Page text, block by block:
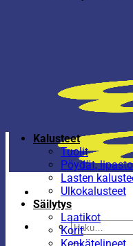
Etsi:
Kalusteet
Tuolit
Pöydät,
Lasten
Ulkokalusteet
Säilytys
Laatikot
Korit